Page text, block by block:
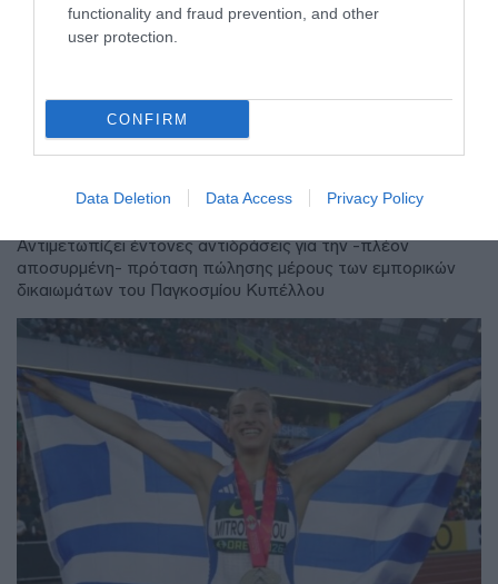
functionality and fraud prevention, and other
user protection.
CONFIRM
Data Deletion Data Access Privacy Policy
ΑΘΛΗΤΙΚΑ
Μεξικό και Αργεντινή στηρίζουν τον
στη FIFA
Αντιμετωπίζει έντονες αντιδράσεις για την -πλέον
αποσυρμένη- πρόταση πώλησης μέρους των εμπορικών
δικαιωμάτων του Παγκοσμίου Κυπέλλου